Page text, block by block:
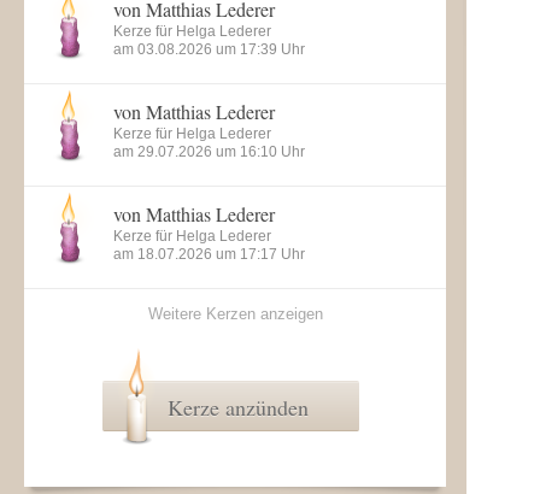
von Matthias Lederer
Kerze für Helga Lederer
am 03.08.2026 um 17:39 Uhr
von Matthias Lederer
Kerze für Helga Lederer
am 29.07.2026 um 16:10 Uhr
von Matthias Lederer
Kerze für Helga Lederer
am 18.07.2026 um 17:17 Uhr
Weitere Kerzen anzeigen
Kerze anzünden